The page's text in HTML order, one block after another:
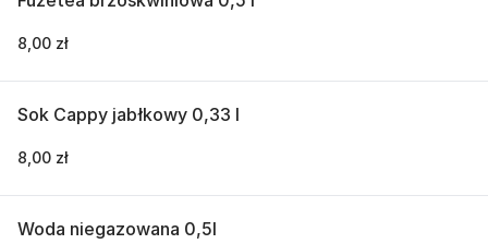
8,00 zł
Sok Cappy jabłkowy 0,33 l
8,00 zł
Woda niegazowana 0,5l